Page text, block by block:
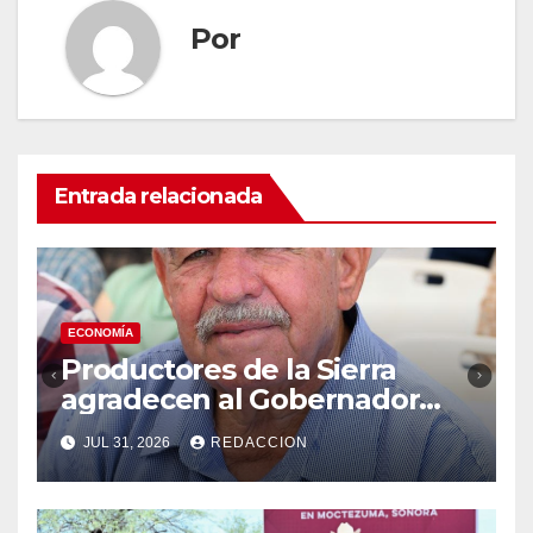
Por
Entrada relacionada
ECONOMÍA
Productores de la Sierra
agradecen al Gobernador
Durazo por impulsar Subasta
Ganadera de Moctezuma
JUL 31, 2026 REDACCION